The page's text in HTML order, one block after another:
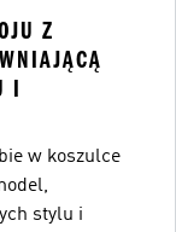
Z
I
w koszulce
stylu i